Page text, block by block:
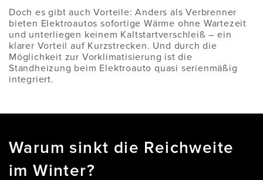
Doch es gibt auch Vorteile: Anders als Verbrenner
bieten Elektroautos sofortige Wärme ohne Wartezeit
und unterliegen keinem Kaltstartverschleiß – ein
klarer Vorteil auf Kurzstrecken. Und durch die
Möglichkeit zur Vorklimatisierung ist die
Standheizung beim Elektroauto quasi serienmäßig
integriert.
Warum sinkt die Reichweite
im Winter?